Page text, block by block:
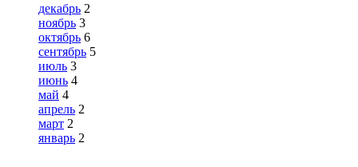
декабрь 2
ноябрь 3
октябрь 6
сентябрь 5
июль 3
июнь 4
май 4
апрель 2
март 2
январь 2